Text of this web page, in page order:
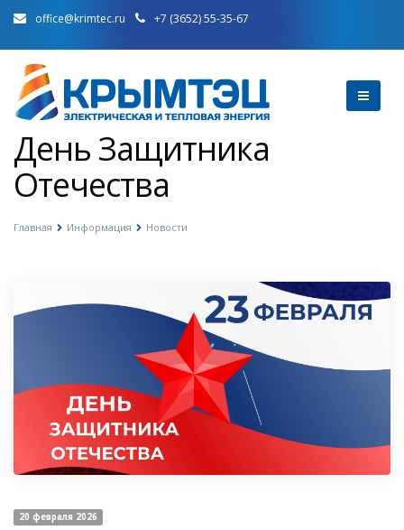
office@krimtec.ru +7 (3652) 55-35-67
День Защитника
Отечества
Главная Информация Новости
20 февраля 2026